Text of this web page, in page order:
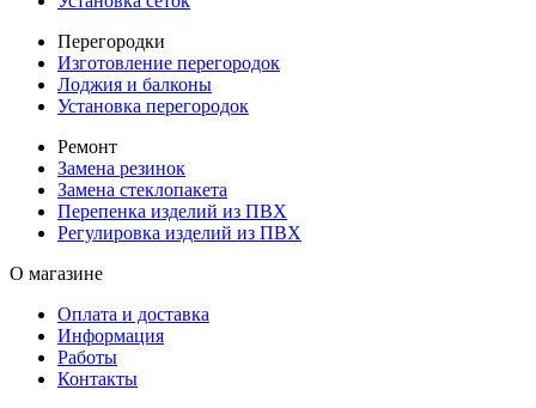
Перегородки
Изготовление перегородок
Лоджия и балконы
Установка перегородок
Ремонт
Замена резинок
Замена стеклопакета
Перепенка изделий из ПВХ
Регулировка изделий из ПВХ
О магазине
Оплата и доставка
Информация
Работы
Контакты